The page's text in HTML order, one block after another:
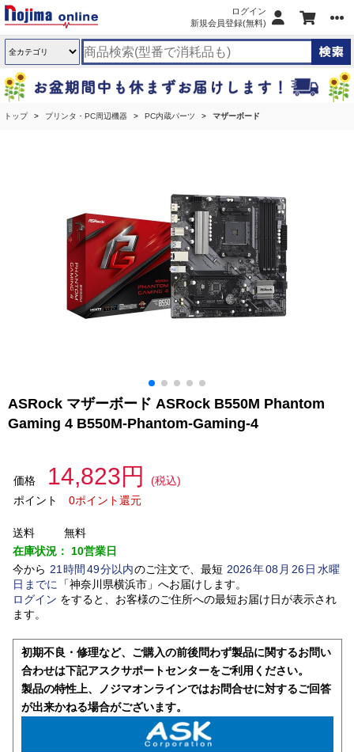
ログイン
新規会員登録(無料)
トップ プリンタ・PC周辺機器 PC内蔵パーツ マザーボード
ASRock マザーボード ASRock B550M Phantom
Gaming 4 B550M-Phantom-Gaming-4
価格 14,823円
(税込)
ポイント
0ポイント還元
送料
無料
在庫状況： 10営業日
今から 21 時間 49分以内のご注文で、最短 2026年08 月 26日水曜
日 までに 「神奈川県横浜市」 へお届けします。
ログイン をすると、お客様のご住所への最短お届け日が表示され
ます。
初期不良・修理など、ご購入の前後問わず製品に関するお問い
合わせは下記アスクサポートセンターをご利用ください。
製品の特性上、ノジマオンラインではお問合せに対するご回答
が出来かねる場合がございます。